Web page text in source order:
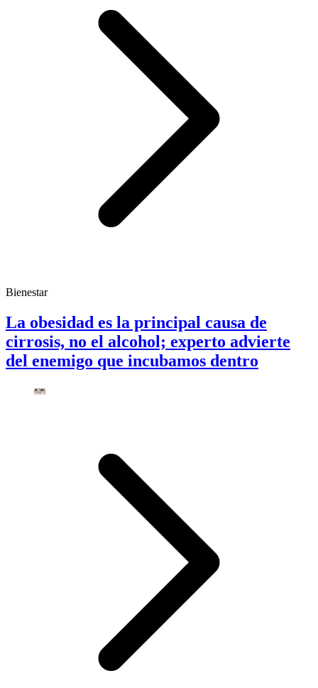
Bienestar
La obesidad es la principal causa de
cirrosis, no el alcohol; experto advierte
del enemigo que incubamos dentro